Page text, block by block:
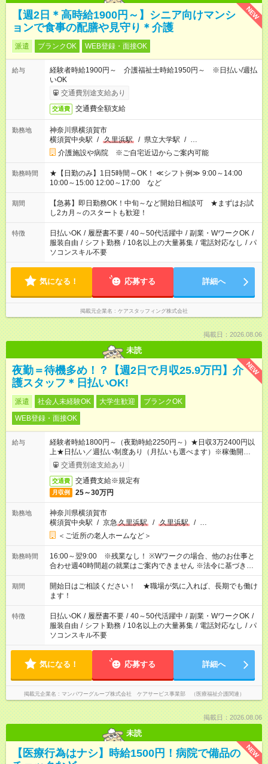
NEW
【週2日＊高時給1900円～】シニア向けマンシ
ョンで食事の配膳や見守り＊介護
派遣 ブランクOK WEB登録・面接OK
給与
経験者時給1900円～ 介護福祉士時給1950円～ ※日払い/週払
いOK
交通費別途支給あり
交通費 交通費全額支給
勤務地
神奈川県横須賀市
横須賀中央駅 / 久里浜駅 / 県立大学駅 / …
介護施設や病院 ※ご自宅近辺からご案内可能
勤務時間
★【日勤のみ】1日5時間～OK！ ≪シフト例≫ 9:00～14:00
10:00～15:00 12:00～17:00 など
期間
【急募】即日勤務OK！中旬～など開始日相談可 ★まずはお試
し2カ月～のスタートも歓迎！
特徴 日払いOK / 履歴書不要 / 40～50代活躍中 / 副業・WワークOK /
服装自由 / シフト勤務 / 10名以上の大量募集 / 電話対応なし / パ
ソコンスキル不要
気になる！ 応募する 詳細へ
掲載元企業名 ケアスタッフィング株式会社
掲載日：2026.08.06
未読
NEW
夜勤＝待機多め！？【週2日で月収25.9万円】介
護スタッフ＊日払いOK!
派遣 社会人未経験OK 大学生歓迎
ブランクOK
WEB登録・面接OK
給与
経験者時給1800円～（夜勤時給2250円～）★日収3万2400円以
上★日払い／週払い制度あり（月払いも選べます）※稼働開始時
は手続き完了次第のお支払いとなります。
交通費別途支給あり
交通費 交通費支給※規定有
月収例 25～30万円
勤務地
神奈川県横須賀市
横須賀中央駅 / 京急 久里浜駅 / 久里浜駅 / …
＜ご近所の老人ホームなど＞
勤務時間
16:00～翌9:00 ※残業なし！ ※Wワークの場合、他のお仕事と
合わせ週40時間超の就業はご案内できません ※法令に基づき、
週20時間以上勤務は社会保険への加入対象となります ※労働者
派遣法（日雇い派遣の原則禁止）により、短時間・短期間の就
業はご案内が難しい場合があります
期間
開始日はご相談ください！ ★職場が気に入れば、長期でも働け
ます！
特徴 日払いOK / 履歴書不要 / 40～50代活躍中 / 副業・WワークOK /
服装自由 / シフト勤務 / 10名以上の大量募集 / 電話対応なし / パ
ソコンスキル不要
気になる！ 応募する 詳細へ
掲載元企業名 マンパワーグループ株式会社 ケアサービス事業部 （医療福祉介護関連）
掲載日：2026.08.06
未読
NEW
【医療行為はナシ】時給1500円！病院で備品の